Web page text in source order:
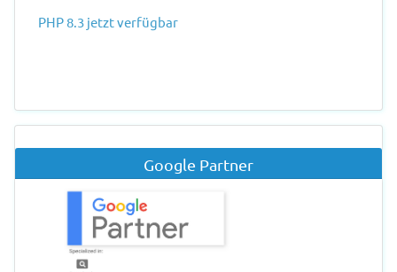
PHP 8.3 jetzt verfügbar
Google Partner